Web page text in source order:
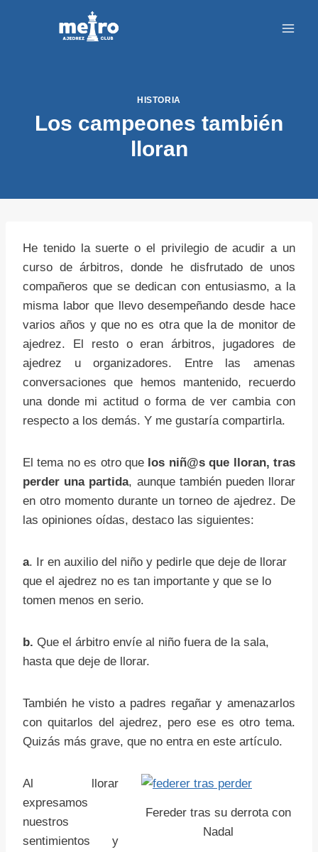
HISTORIA
Los campeones también
lloran
He tenido la suerte o el privilegio de acudir a un
curso de árbitros, donde he disfrutado de unos
compañeros que se dedican con entusiasmo, a la
misma labor que llevo desempeñando desde hace
varios años y que no es otra que la de monitor de
ajedrez. El resto o eran árbitros, jugadores de
ajedrez u organizadores. Entre las amenas
conversaciones que hemos mantenido, recuerdo
una donde mi actitud o forma de ver cambia con
respecto a los demás. Y me gustaría compartirla.
El tema no es otro que los niñ@s que lloran, tras
perder una partida, aunque también pueden llorar
en otro momento durante un torneo de ajedrez. De
las opiniones oídas, destaco las siguientes:
a. Ir en auxilio del niño y pedirle que deje de llorar
que el ajedrez no es tan importante y que se lo
tomen menos en serio.
b. Que el árbitro envíe al niño fuera de la sala,
hasta que deje de llorar.
También he visto a padres regañar y amenazarlos
con quitarlos del ajedrez, pero ese es otro tema.
Quizás más grave, que no entra en este artículo.
Fereder tras su derrota con
Nadal
Al llorar
expresamos
nuestros
sentimientos y